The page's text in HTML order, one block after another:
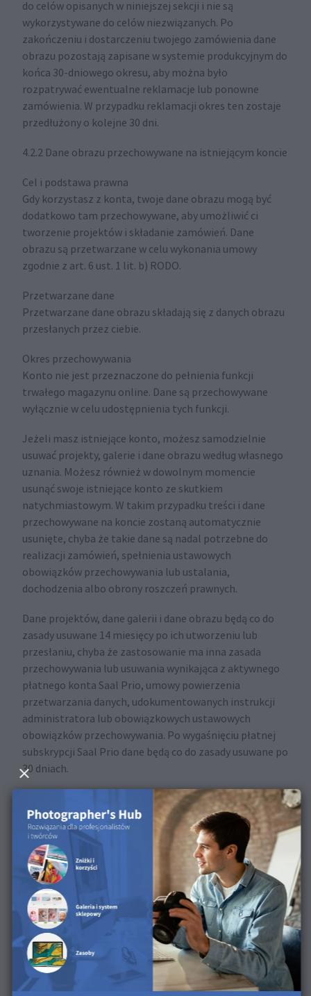
do celów opisanych w niniejszej sekcji i nie są
wykorzystywane do celów niezwiązanych. Po
zakończeniu i dostarczeniu twojego zamówienia dane
obrazu pozostają zapisane w systemie produkcyjnym do
końca 30-dniowego okresu, aby można było
rozpatrywać ewentualne reklamacje lub ponowne
zamówienia. W przypadku reklamacji okres ten zostaje
przedłużony o kolejne 30 dni.
4.2.2 Dane obrazu przechowywane na istniejącym koncie
Cel i podstawa prawna
Gdy korzystasz z konta, twoje dane obrazu mogą być
dodatkowo tam przechowywane, aby umożliwić ci
tworzenie projektów i składanie zamówień. Dane
obrazu są przetwarzane w celu wykonania umowy
zgodnie z art. 6 ust. 1 lit. b) RODO.
Przetwarzane dane
Przetwarzane dane obrazu składają się z danych obrazu
przesłanych przez ciebie.
Okres przechowywania
Konto nie jest przeznaczone do pełnienia funkcji
trwałego magazynu online. Dane są przechowywane
wyłącznie w celu udostępnienia tych funkcji.
Jeżeli masz istniejące konto, możesz samodzielnie
usuwać projekty, galerie i dane obrazu według własnego
uznania. Możesz również w dowolnym momencie
usunąć swoje istniejące konto ze skutkiem
natychmiastowym. W takim przypadku treści i dane
przechowywane na koncie zostaną automatycznie
usunięte, chyba że takie dane są nadal potrzebne do
realizacji zamówień, spełnienia ustawowych
obowiązków przechowywania lub ustalania,
dochodzenia albo obrony roszczeń prawnych.
Dane projektów, dane galerii i dane obrazu będą co do
zasady usuwane 14 miesięcy po ich utworzeniu lub
przesłaniu, chyba że zastosowanie ma inna zasada
przechowywania lub usuwania wynikająca z aktywnego
płatnego konta Saal Prio, umowy powierzenia
przetwarzania danych, udokumentowanych instrukcji
administratora lub obowiązkowych ustawowych
obowiązków przechowywania. Po wygaśnięciu płatnej
subskrypcji Saal Prio dane będą co do zasady usuwane po
30 dniach.
Dane, które nadal są potrzebne niezależnie od konta do
realizacji zamówień, spełnienia ustawowych
obowiązków przechowywania lub ustalania,
dochodzenia albo obrony roszczeń prawnych, pozostają
przechowywane przez okres wymagany dla danego celu.
4.3 Dane konta
Cel i podstawa prawna
Twoje dane są przetwarzane w celu wykonania umowy
zgodnie z art. 6 ust. 1 lit. b) RODO.
Przetwarzane dane